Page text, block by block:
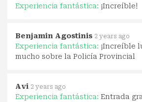
Experiencia fantástica: ¡Increíble!
Benjamin Agostinis 2 years ago
Experiencia fantástica: ¡Increíble
mucho sobre la Policía Provincial
Avi 2 years ago
Experiencia fantástica: Entrada